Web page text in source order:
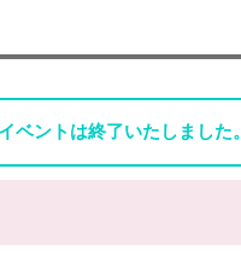
ベントは終了いたしました。